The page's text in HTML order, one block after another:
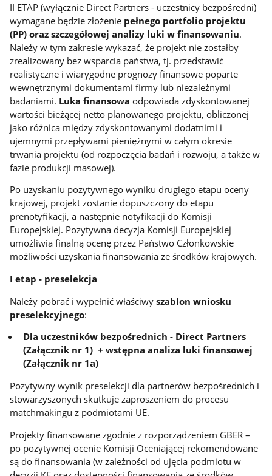
II ETAP (wyłącznie Direct Partners - uczestnicy bezpośredni)
wymagane będzie złożenie pełnego portfolio projektu
(PP) oraz szczegółowej analizy luki w finansowaniu.
Należy w tym zakresie wykazać, że projekt nie zostałby
zrealizowany bez wsparcia państwa, tj. przedstawić
realistyczne i wiarygodne prognozy finansowe poparte
wewnętrznymi dokumentami firmy lub niezależnymi
badaniami. Luka finansowa odpowiada zdyskontowanej
wartości bieżącej netto planowanego projektu, obliczonej
jako różnica między zdyskontowanymi dodatnimi i
ujemnymi przepływami pieniężnymi w całym okresie
trwania projektu (od rozpoczęcia badań i rozwoju, a także w
fazie produkcji masowej).
Po uzyskaniu pozytywnego wyniku drugiego etapu oceny
krajowej, projekt zostanie dopuszczony do etapu
prenotyfikacji, a następnie notyfikacji do Komisji
Europejskiej. Pozytywna decyzja Komisji Europejskiej
umożliwia finalną ocenę przez Państwo Członkowskie
możliwości uzyskania finansowania ze środków krajowych.
I etap - preselekcja
Należy pobrać i wypełnić właściwyszablon wniosku
preselekcyjnego:
Dla uczestników bezpośrednich - Direct Partners
(Załącznik nr 1) + wstępna analiza luki finansowej
(Załącznik nr 1a)
Pozytywny wynik preselekcji dla partnerów bezpośrednich i
stowarzyszonych skutkuje zaproszeniem do procesu
matchmakingu z podmiotami UE.
Projekty finansowane zgodnie z rozporządzeniem GBER –
po pozytywnej ocenie Komisji Oceniającej rekomendowane
są do finansowania (w zależności od ujęcia podmiotu w